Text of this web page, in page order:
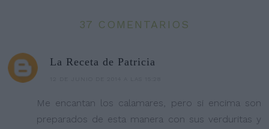
37 COMENTARIOS
La Receta de Patricia
Me encantan los calamares, pero si encima son
preparados de esta manera con sus verduritas y